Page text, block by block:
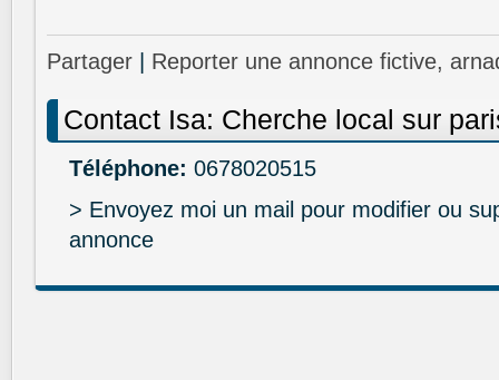
Partager Reporter une annonce fictive,
Contact Isa: Cherche local sur
Téléphone: 0678020515
> Envoyez moi un mail pour modifier ou
annonce